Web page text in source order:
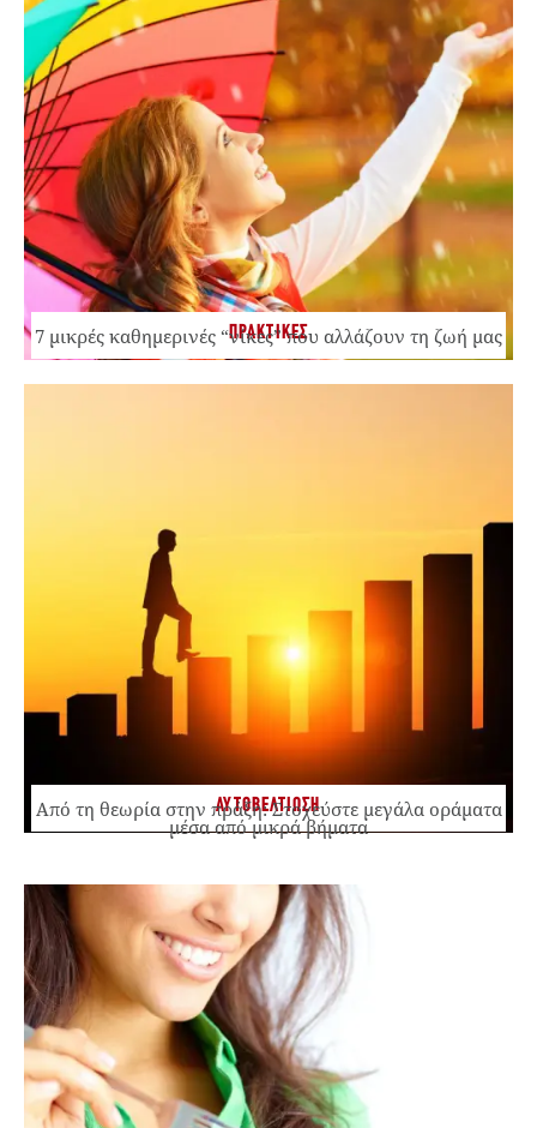
ΠΡΑΚΤΙΚΕΣ
7 μικρές καθημερινές “νίκες” που αλλάζουν τη ζωή μας
ΑΥΤΟΒΕΛΤΙΩΣΗ
Από τη θεωρία στην πράξη: Στοχεύστε μεγάλα οράματα
μέσα από μικρά βήματα